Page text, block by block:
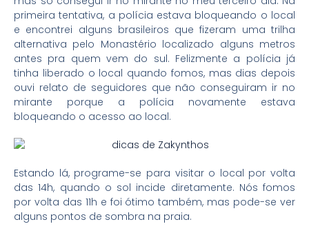
primeira tentativa, a polícia estava bloqueando o local
e encontrei alguns brasileiros que fizeram uma trilha
alternativa pelo Monastério localizado alguns metros
antes pra quem vem do sul. Felizmente a polícia já
tinha liberado o local quando fomos, mas dias depois
ouvi relato de seguidores que não conseguiram ir no
mirante porque a polícia novamente estava
bloqueando o acesso ao local.
Estando lá, programe-se para visitar o local por volta
das 14h, quando o sol incide diretamente. Nós fomos
por volta das 11h e foi ótimo também, mas pode-se ver
alguns pontos de sombra na praia.